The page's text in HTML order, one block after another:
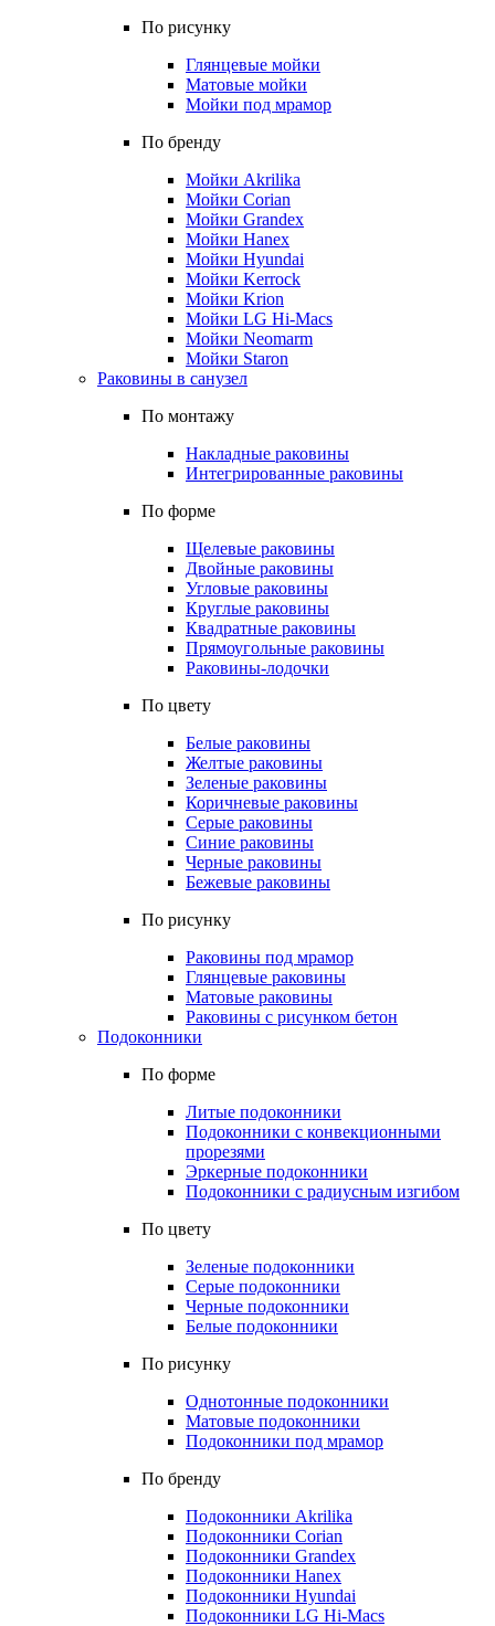
По рисунку
Глянцевые мойки
Матовые мойки
Мойки под мрамор
По бренду
Мойки Akrilika
Мойки Corian
Мойки Grandex
Мойки Hanex
Мойки Hyundai
Мойки Kerrock
Мойки Krion
Мойки LG Hi-Macs
Мойки Neomarm
Мойки Staron
Раковины в санузел
По монтажу
Накладные раковины
Интегрированные раковины
По форме
Щелевые раковины
Двойные раковины
Угловые раковины
Круглые раковины
Квадратные раковины
Прямоугольные раковины
Раковины-лодочки
По цвету
Белые раковины
Желтые раковины
Зеленые раковины
Коричневые раковины
Серые раковины
Синие раковины
Черные раковины
Бежевые раковины
По рисунку
Раковины под мрамор
Глянцевые раковины
Матовые раковины
Раковины с рисунком бетон
Подоконники
По форме
Литые подоконники
Подоконники с конвекционными
прорезями
Эркерные подоконники
Подоконники с радиусным изгибом
По цвету
Зеленые подоконники
Серые подоконники
Черные подоконники
Белые подоконники
По рисунку
Однотонные подоконники
Матовые подоконники
Подоконники под мрамор
По бренду
Подоконники Akrilika
Подоконники Corian
Подоконники Grandex
Подоконники Hanex
Подоконники Hyundai
Подоконники LG Hi-Macs